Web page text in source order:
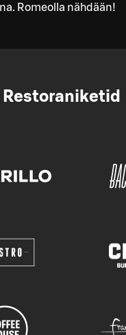
Romeolla nähdään!
Restoraniketid